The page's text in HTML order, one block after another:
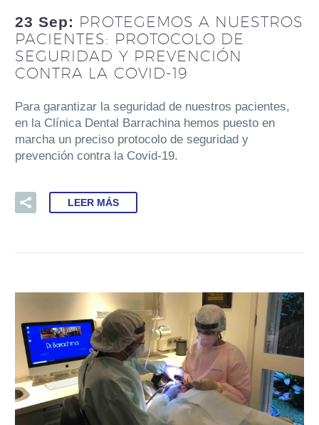
23 Sep: PROTEGEMOS A NUESTROS
PACIENTES: PROTOCOLO DE
SEGURIDAD Y PREVENCIÓN
CONTRA LA COVID-19
Para garantizar la seguridad de nuestros pacientes,
en la Clínica Dental Barrachina hemos puesto en
marcha un preciso protocolo de seguridad y
prevención contra la Covid-19.
LEER MÁS